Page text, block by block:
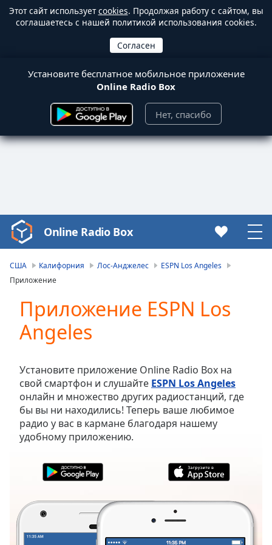
Этот сайт используетcookies. Продолжая работу с сайтом, вы
соглашаетесь с нашей политикой использования cookies.
Установите бесплатное мобильное приложение
Online Radio Box
Нет, спасибо
Video
Player
loading.
Video
Skip
Backward
Mute
Current
Time0:00
Duration-:-
Loaded:
LIVE
live,
currently
behind
LIVE
Online Radio Box
США Калифорния Лос-Анджелес
ESPN Los Angeles
Приложение
Приложение ESPN Los
Angeles
Установите приложение Online Radio Box на
свой смартфон и слушайте ESPN Los Angeles
онлайн и множество других радиостанций, где
бы вы ни находились! Теперь ваше любимое
радио у вас в кармане благодаря нашему
удобному приложению.